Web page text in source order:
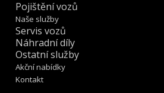
Pojištění vozů
Naše služby
Servis vozů
Náhradní díly
Ostatní služby
Akční nabídky
Kontakt